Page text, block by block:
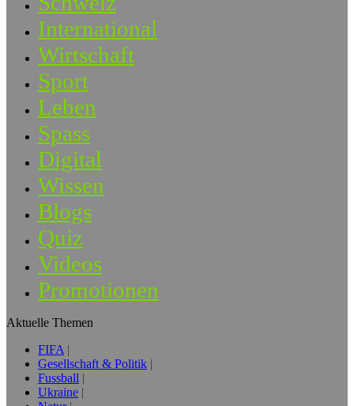
International
Wirtschaft
Sport
Leben
Spass
Digital
Wissen
Blogs
Quiz
Videos
Promotionen
Aktuelle Themen
FIFA
Gesellschaft & Politik
Fussball
Ukraine